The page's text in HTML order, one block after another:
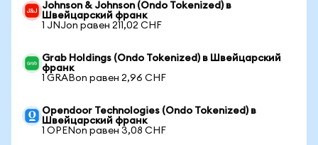
Johnson & Johnson (Ondo Tokenized) в
Швейцарский франк
1 JNJon равен 211,02 CHF
Grab Holdings (Ondo Tokenized) в Швейцарский
франк
1 GRABon равен 2,96 CHF
Opendoor Technologies (Ondo Tokenized) в
Швейцарский франк
1 OPENon равен 3,08 CHF